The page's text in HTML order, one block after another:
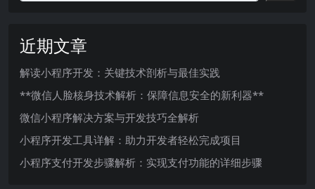
近期文章
解读小程序开发：关键技术剖析与最佳实践
**微信人脸核身技术解析：保障信息安全的新利器**
微信小程序解决方案与开发技巧全解析
小程序开发工具详解：助力开发者轻松完成项目
小程序支付开发步骤解析：实现支付功能的详细步骤